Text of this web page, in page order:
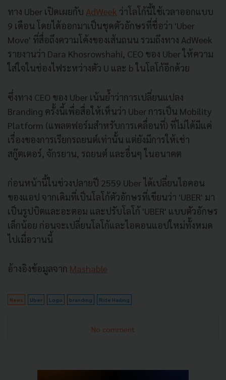
ทาง Uber เปิดเผยกับ AdWeek ว่าโลโก้นี้ใช้เวลาออกแบบ
9 เดือน โดยได้ออกมาเป็นชุดตัวอักษรที่ชื่อว่า 'Uber
Move' ที่สื่อถึงความโค้งของเส้นถนน รวมถึงทาง AdWeek
รายงานว่า Dara Khosrowshahi, CEO ของ Uber ให้ความ
ใส่ใจในช่องไฟระหว่างตัว U และ b ในโลโก้อีกด้วย
ซึ่งทาง CEO ของ Uber เน้นย้ำว่าการเปลี่ยนแปลง
Branding ครั้งนี้เพื่อสื่อให้เห็นว่า Uber การเป็น Mobility
Platform (แพลตฟอร์มสำหรับการเคลื่อนที่) ที่ไม่ได้มีแค่
เรื่องของการเรียกรถยนต์เท่านั้น แต่ยังมีการให้เช่า
สกู๊ตเตอร์, จักรยาน, รถยนต์ และอื่นๆ ในอนาคต
ก่อนหน้านี้ในช่วงปลายปี 2559 Uber ได้เปลี่ยนไอคอน
ของแอป จากเดิมที่เป็นโลโก้ตัวอักษรที่เขียนว่า 'UBER' มา
เป็นรูปบิตและอะตอม และปรับโลโก้ 'UBER' แบบตัวอักษร
เล็กน้อย ก่อนจะเปลี่ยนโลโก้และไอคอนแอปใหม่ทั้งหมด
ไปเมื่อวานนี้
อ้างอิงข้อมูลจาก Mashable
News Uber Logo branding Ride Hailing
No comment